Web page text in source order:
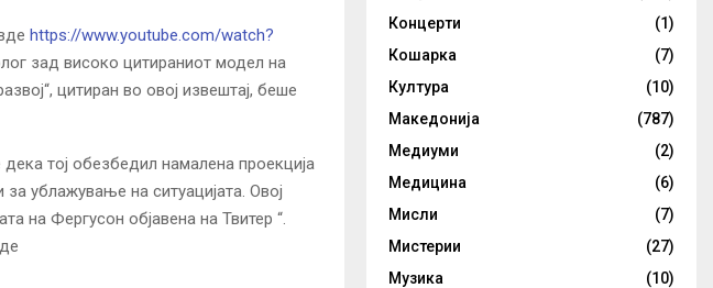
https://www.youtube.com/watch?
зад високо цитираниот модел на
цитиран во овој извештај, беше
тој обезбедил намалена проекција
ублажување на ситуацијата. Овој
на Фергусон објавена на Твитер “.
Концерти
(1)
Кошарка
(7)
Култура
(10)
Македонија
(787)
Медиуми
(2)
Медицина
(6)
Мисли
(7)
Мистерии
(27)
Музика
(10)